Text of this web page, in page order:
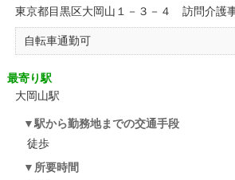
東京都目黒区大岡山１－３－４ 訪問介護
自転車通勤可
最寄り駅
大岡山駅
駅から勤務地までの交通手段
徒歩
所要時間